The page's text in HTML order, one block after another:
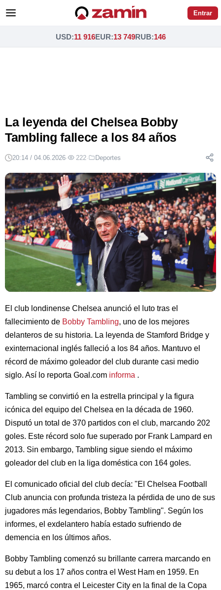
Entrar
USD:11 916EUR:13 749RUB:146
La leyenda del Chelsea Bobby
Tambling fallece a los 84 años
20:14 / 04.06.2026· 222· Deportes
El club londinense Chelsea anunció el luto tras el
fallecimiento de Bobby Tambling, uno de los mejores
delanteros de su historia. La leyenda de Stamford Bridge y
exinternacional inglés falleció a los 84 años. Mantuvo el
récord de máximo goleador del club durante casi medio
siglo. Así lo reporta Goal.com informa .
Tambling se convirtió en la estrella principal y la figura
icónica del equipo del Chelsea en la década de 1960.
Disputó un total de 370 partidos con el club, marcando 202
goles. Este récord solo fue superado por Frank Lampard en
2013. Sin embargo, Tambling sigue siendo el máximo
goleador del club en la liga doméstica con 164 goles.
El comunicado oficial del club decía: "El Chelsea Football
Club anuncia con profunda tristeza la pérdida de uno de sus
jugadores más legendarios, Bobby Tambling". Según los
informes, el exdelantero había estado sufriendo de
demencia en los últimos años.
Bobby Tambling comenzó su brillante carrera marcando en
su debut a los 17 años contra el West Ham en 1959. En
1965, marcó contra el Leicester City en la final de la Copa